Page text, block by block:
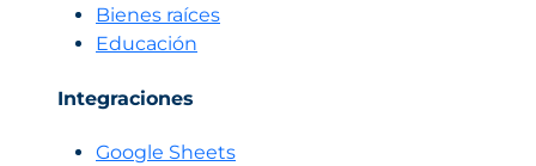
Bienes raíces
Educación
Integraciones
Google Sheets